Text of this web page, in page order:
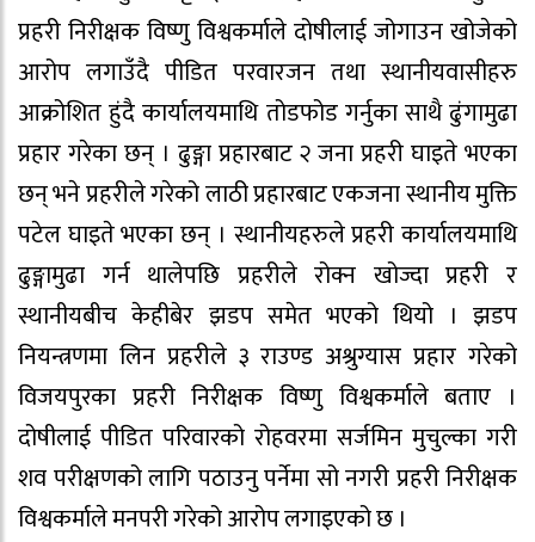
प्रहरी निरीक्षक विष्णु विश्वकर्माले दोषीलाई जोगाउन खोजेको
आरोप लगाउँदै पीडित परवारजन तथा स्थानीयवासीहरु
आक्रोशित हुंदै कार्यालयमाथि तोडफोड गर्नुका साथै ढुंगामुढा
प्रहार गरेका छन् । ढुङ्गा प्रहारबाट २ जना प्रहरी घाइते भएका
छन् भने प्रहरीले गरेको लाठी प्रहारबाट एकजना स्थानीय मुक्ति
पटेल घाइते भएका छन् । स्थानीयहरुले प्रहरी कार्यालयमाथि
ढुङ्गामुढा गर्न थालेपछि प्रहरीले रोक्न खोज्दा प्रहरी र
स्थानीयबीच केहीबेर झडप समेत भएको थियो । झडप
नियन्त्रणमा लिन प्रहरीले ३ राउण्ड अश्रुग्यास प्रहार गरेको
विजयपुरका प्रहरी निरीक्षक विष्णु विश्वकर्माले बताए ।
दोषीलाई पीडित परिवारको रोहवरमा सर्जमिन मुचुल्का गरी
शव परीक्षणको लागि पठाउनु पर्नेमा सो नगरी प्रहरी निरीक्षक
विश्वकर्माले मनपरी गरेको आरोप लगाइएको छ ।